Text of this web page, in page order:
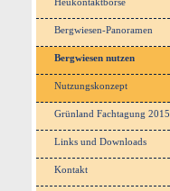
Bergwiesen-Panoramen
Bergwiesen nutzen
Nutzungskonzept
Grünland Fachtagung 2015
Links und Downloads
Kontakt